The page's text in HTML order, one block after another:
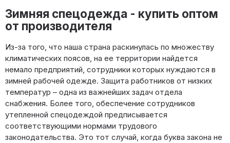
Зимняя спецодежда - купить оптом
от производителя
Из-за того, что наша страна раскинулась по множеству
климатических поясов, на ее территории найдется
немало предприятий, сотрудники которых нуждаются в
зимней рабочей одежде. Защита работников от низких
температур – одна из важнейших задач отдела
снабжения. Более того, обеспечение сотрудников
утепленной спецодеждой предписывается
соответствующими нормами трудового
законодательства. Это тот случай, когда буква закона не